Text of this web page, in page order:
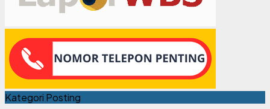
Kategori Posting